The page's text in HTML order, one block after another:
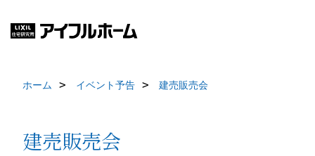
ホーム イベント予告 建売販売会
建売販売会